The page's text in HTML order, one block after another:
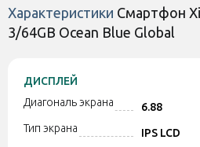
Чехол WAVE Colorful
(TPU) для Xiaomi Redmi
A5 4G UA Black
Есть в наличии
Характеристики Смартфон
3/64GB Ocean Blue Global
ДИСПЛЕЙ
Диагональ экрана
6.88
Тип экрана
IPS LCD